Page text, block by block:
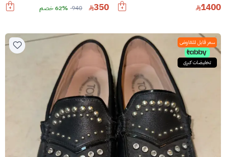
1400
350
940 62% خصم
سعر قابل للتفاوض
تخفيضات كبرى